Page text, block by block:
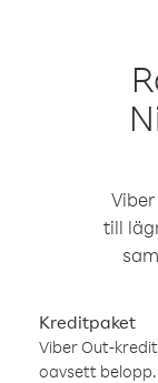
till
Kreditpaket
Viber Out-
oavsett belopp.